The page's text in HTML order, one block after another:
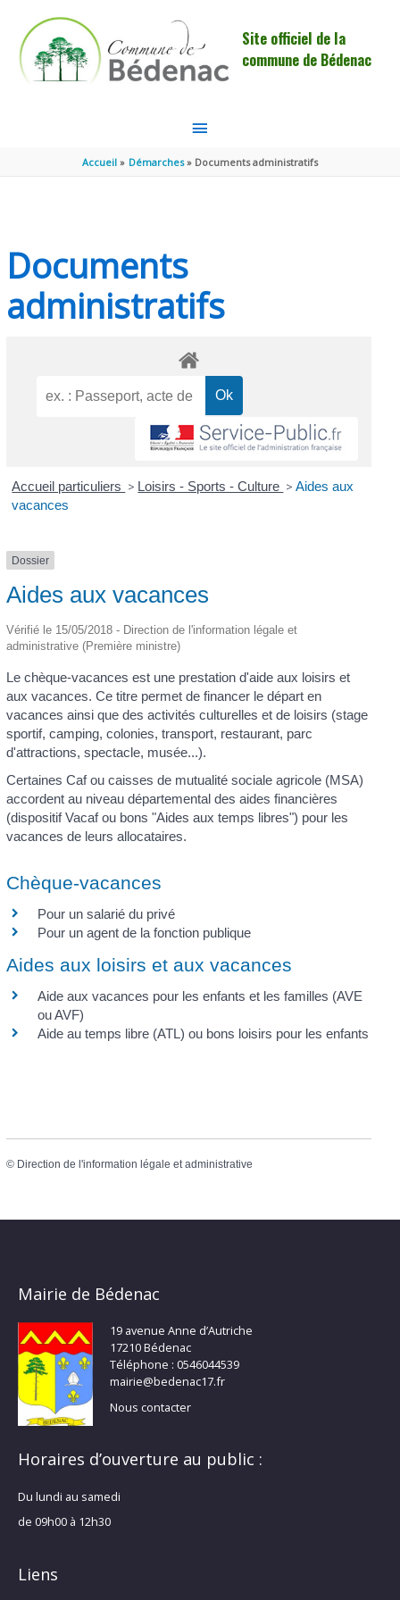
Site officiel de la
commune de Bédenac
MENU
PRINCIPAL
Accueil Démarches Documents administratifs
Documents
administratifs
Accueil particuliers > Loisirs - Sports - Culture > Aides aux
vacances
Dossier
Aides aux vacances
Vérifié le 15/05/2018 - Direction de l'information légale et
administrative (Première ministre)
Le chèque-vacances est une prestation d'aide aux loisirs et
aux vacances. Ce titre permet de financer le départ en
vacances ainsi que des activités culturelles et de loisirs (stage
sportif, camping, colonies, transport, restaurant, parc
d'attractions, spectacle, musée...).
Certaines Caf ou caisses de mutualité sociale agricole (MSA)
accordent au niveau départemental des aides financières
(dispositif Vacaf ou bons "Aides aux temps libres") pour les
vacances de leurs allocataires.
Chèque-vacances
Pour un salarié du privé
Pour un agent de la fonction publique
Aides aux loisirs et aux vacances
Aide aux vacances pour les enfants et les familles (AVE
ou AVF)
Aide au temps libre (ATL) ou bons loisirs pour les enfants
© Direction de l'information légale et administrative
Mairie de Bédenac
19 avenue Anne d’Autriche
17210 Bédenac
Téléphone : 0546044539
mairie@bedenac17.fr
Nous contacter
Horaires d’ouverture au public :
Du lundi au samedi
de 09h00 à 12h30
Liens